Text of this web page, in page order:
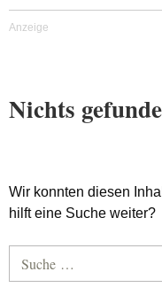
Nichts
Wir konnten diesen
hilft eine Suche weiter?
Suche nach: